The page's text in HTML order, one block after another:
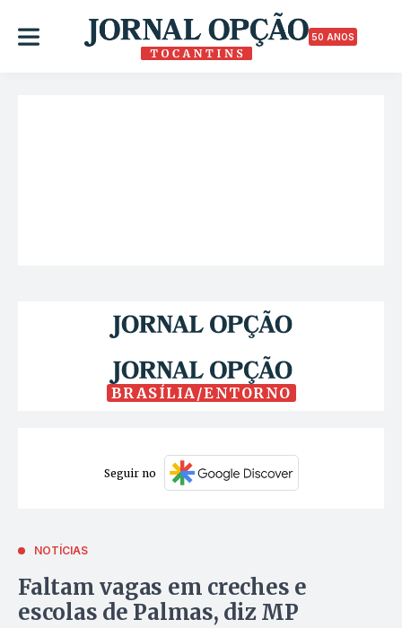
50 ANOS
BRASÍLIA/ENTORNO
Seguir no
NOTÍCIAS
Faltam vagas em creches e
escolas de Palmas, diz MP